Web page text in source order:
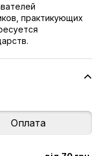
практикующих
Оплата